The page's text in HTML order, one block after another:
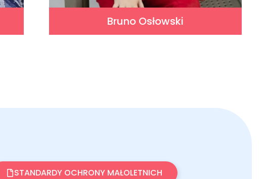
Bruno Osłowski
STANDARDY OCHRONY MAŁOLETNICH